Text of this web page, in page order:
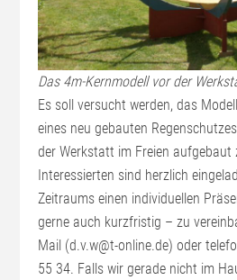
Das 4m-Kernmodell vor der
Es soll versucht werden, das
eines neu gebauten
der Werkstatt im Freien aufgebaut
Interessierten sind herzlich
Zeitraums einen individuellen
gerne auch kurzfristig – zu
Mail (d.v.w@t-online.de) oder
55 34. Falls wir gerade nicht im